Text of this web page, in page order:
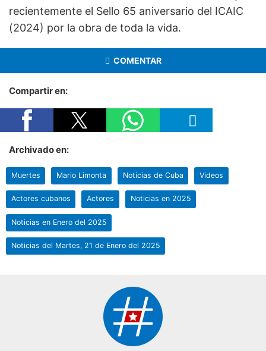
recientemente el Sello 65 aniversario del ICAIC
(2024) por la obra de toda la vida.
COMENTAR
Compartir en:
Archivado en:
Muertes Mario Limonta Noticias de Cuba Videos
Actores cubanos Actores Noticias en 2025
Noticias en Enero del 2025
Noticias del Martes, 21 de Enero del 2025